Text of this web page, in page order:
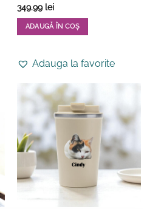
Evaluat la
5din 5
349.99 lei
ADAUGĂ ÎN COȘ
Adauga la favorite